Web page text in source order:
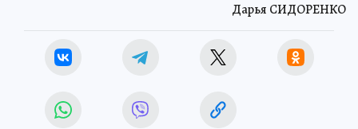
Дарья СИДОРЕНКО